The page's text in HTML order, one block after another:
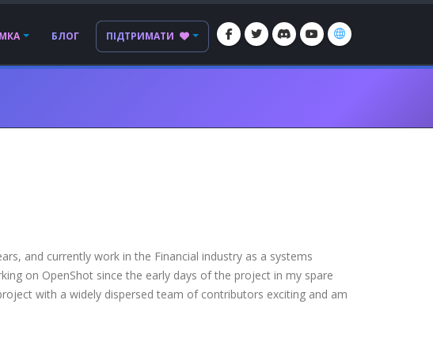
БЛОГ ПІДТРИМАТИ
and currently work in the Financial industry as a systems
on OpenShot since the early days of the project in my spare
with a widely dispersed team of contributors exciting and am